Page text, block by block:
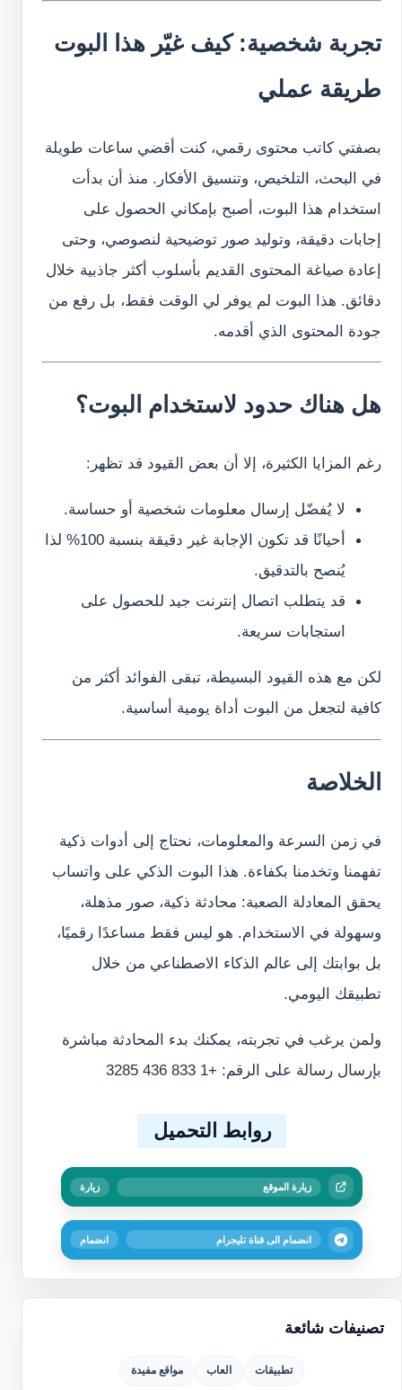
تصنيفات شائعة
تطبيقات العاب مواقع مفيدة
تجربة شخصية: كيف غيّر هذا البوت
طريقة عملي
بصفتي كاتب محتوى رقمي، كنت أقضي ساعات طويلة
في البحث، التلخيص، وتنسيق الأفكار. منذ أن بدأت
استخدام هذا البوت، أصبح بإمكاني الحصول على
إجابات دقيقة، وتوليد صور توضيحية لنصوصي، وحتى
إعادة صياغة المحتوى القديم بأسلوب أكثر جاذبية خلال
دقائق. هذا البوت لم يوفر لي الوقت فقط، بل رفع من
جودة المحتوى الذي أقدمه.
هل هناك حدود لاستخدام البوت؟
رغم المزايا الكثيرة، إلا أن بعض القيود قد تظهر:
لا يُفضّل إرسال معلومات شخصية أو حساسة.
أحيانًا قد تكون الإجابة غير دقيقة بنسبة 100% لذا
يُنصح بالتدقيق.
قد يتطلب اتصال إنترنت جيد للحصول على
استجابات سريعة.
لكن مع هذه القيود البسيطة، تبقى الفوائد أكثر من
كافية لتجعل من البوت أداة يومية أساسية.
الخلاصة
في زمن السرعة والمعلومات، نحتاج إلى أدوات ذكية
تفهمنا وتخدمنا بكفاءة. هذا البوت الذكي على واتساب
يحقق المعادلة الصعبة: محادثة ذكية، صور مذهلة،
وسهولة في الاستخدام. هو ليس فقط مساعدًا رقميًا،
بل بوابتك إلى عالم الذكاء الاصطناعي من خلال
تطبيقك اليومي.
ولمن يرغب في تجربته، يمكنك بدء المحادثة مباشرة
بإرسال رسالة على الرقم: +1 833 436 3285
روابط التحميل
زيارة الموقع زيارة
انضمام الى قناة تليجرام انضمام